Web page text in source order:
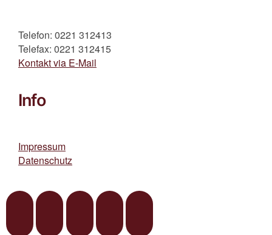
Telefon: 0221 312413
Telefax: 0221 312415
Kontakt via E-Mail
Info
Impressum
Datenschutz